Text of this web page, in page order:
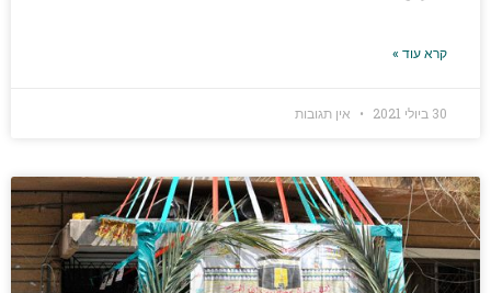
קרא עוד »
30 ביולי 2021 אין תגובות